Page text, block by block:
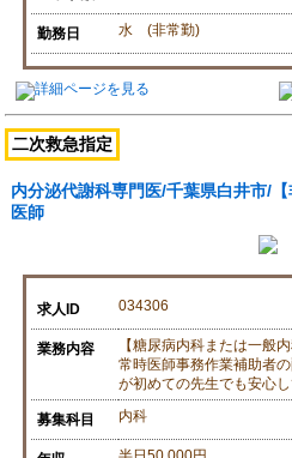
勤務日 水 (非常勤)
二次救急指定
内分泌代謝科専門医/千葉県白井市/
医師
求人ID 034306
業務内容
【糖尿病内科または一般
常時医師事務作業補助者
が初めての先生でも安心し
募集科目 内科